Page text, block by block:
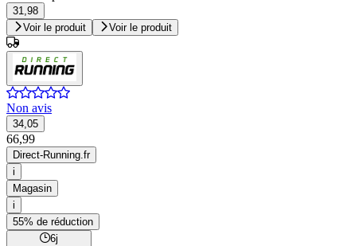
31,98
Voir le produit
Voir le produit
Non avis
34,05
66,99
Direct-Running.fr
i
Magasin
i
55% de réduction
6j